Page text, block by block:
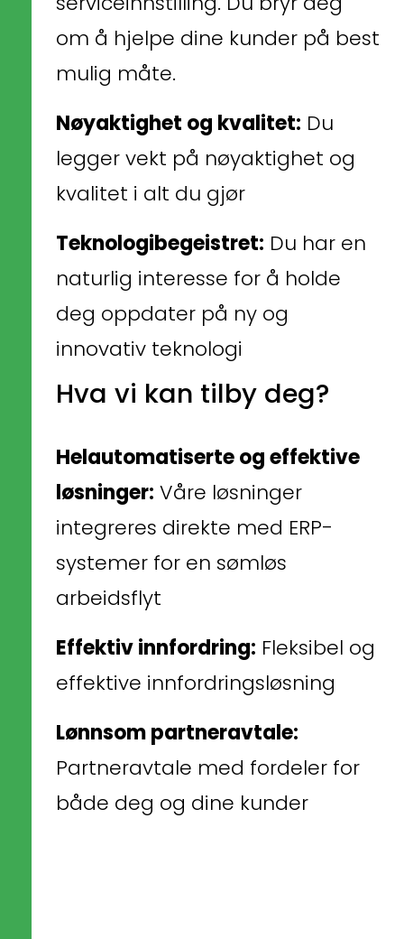
om å hjelpe dine kunder på best
mulig måte.
Nøyaktighet og kvalitet: Du
legger vekt på nøyaktighet og
kvalitet i alt du gjør
Teknologibegeistret: Du har en
naturlig interesse for å holde
deg oppdater på ny og
innovativ teknologi
Hva vi kan tilby deg?
Helautomatiserte og effektive
løsninger: Våre løsninger
integreres direkte med ERP-
systemer for en sømløs
arbeidsflyt
Effektiv innfordring: Fleksibel og
effektive innfordringsløsning
Lønnsom partneravtale:
Partneravtale med fordeler for
både deg og dine kunder